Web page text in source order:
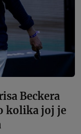
Beckera
kolika joj je